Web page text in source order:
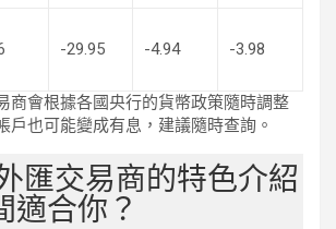
-29.95 -4.94 -3.98
商會根據各國央行的貨幣政策隨時調整
戶也可能變成有息，建議隨時查詢。
匯交易商的特色介紹
適合你？